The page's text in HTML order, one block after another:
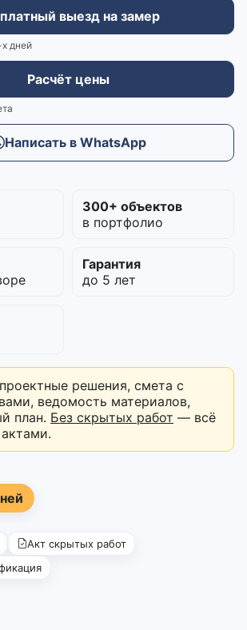
выезд на замер
дней
Расчёт цены
Написать в WhatsApp
300+ объектов
в портфолио
Гарантия
до 5 лет
проектные решения, смета с
ведомость материалов,
план. Без скрытых работ — всё
Акт скрытых работ